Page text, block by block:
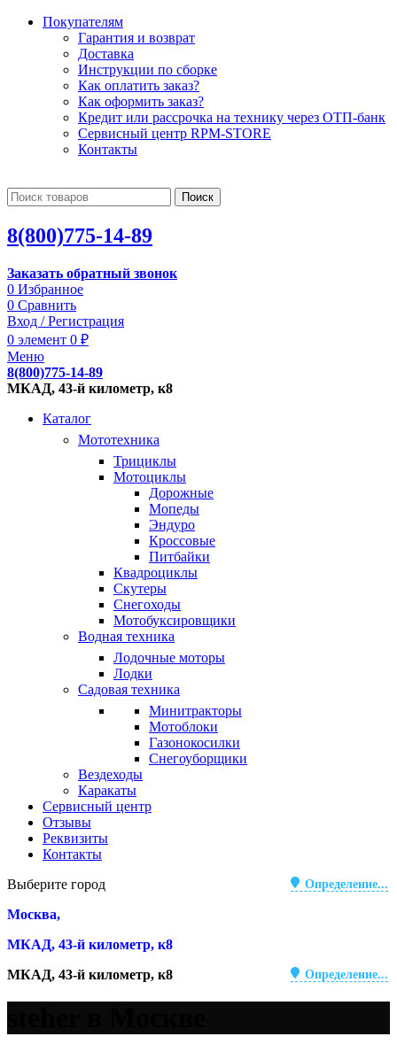
Покупателям
Гарантия и возврат
Доставка
Инструкции по сборке
Как оплатить заказ?
Как оформить заказ?
Кредит или рассрочка на технику через ОТП-банк
Сервисный центр RPM-STORE
Контакты
Поиск
8(800)775-14-89
Заказать обратный звонок
0 Избранное
0 Сравнить
Вход / Регистрация
0 элемент 0 ₽
Меню
8(800)775-14-89
МКАД, 43-й километр, к8
Каталог
Мототехника
Трициклы
Мотоциклы
Дорожные
Мопеды
Эндуро
Кроссовые
Питбайки
Квадроциклы
Скутеры
Снегоходы
Мотобуксировщики
Водная техника
Лодочные моторы
Лодки
Садовая техника
Минитракторы
Мотоблоки
Газонокосилки
Снегоуборщики
Вездеходы
Каракаты
Сервисный центр
Отзывы
Реквизиты
Контакты
Определение...
Выберите город
Москва,
МКАД, 43-й километр, к8
Определение...
МКАД, 43-й километр, к8